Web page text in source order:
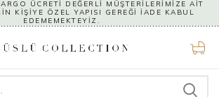
ÜCRETİ DEĞERLİ MÜŞTERİLERİMİZE AİT
KİŞİYE ÖZEL YAPISI GEREĞİ İADE KABUL
EDEMEMEKTEYİZ.
0